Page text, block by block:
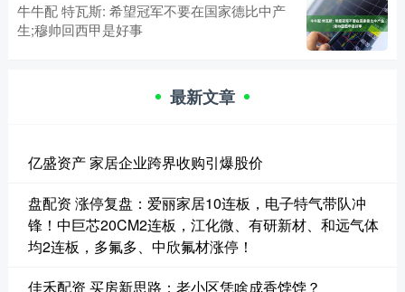
牛牛配 特瓦斯: 希望冠军不要在国家德比中产
生;穆帅回西甲是好事
最新文章
亿盛资产 家居企业跨界收购引爆股价
盘配资 涨停复盘：爱丽家居10连板，电子特气带队冲
锋！中巨芯20CM2连板，江化微、有研新材、和远气体
均2连板，多氟多、中欣氟材涨停！
佳禾配资 买房新思路：老小区凭啥成香饽饽？